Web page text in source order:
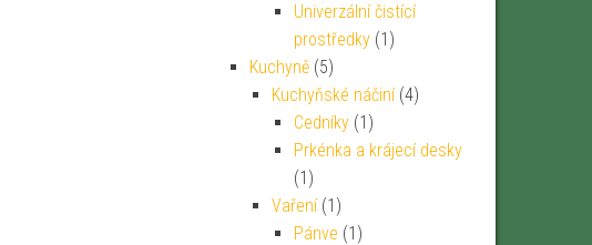
Univerzální čistící
prostředky (1)
Kuchyně (5)
Kuchyňské náčiní (4)
Cedníky (1)
Prkénka a krájecí desky
(1)
Vaření (1)
Pánve (1)